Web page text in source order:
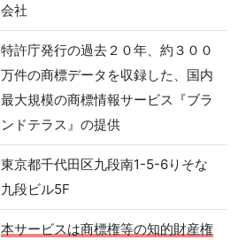
会社
特許庁発行の過去２０年、約３００
万件の商標データを収録した、国内
最大規模の商標情報サービス『ブラ
ンドテラス』の提供
東京都千代田区九段南1-5-6りそな
九段ビル5F
本サービスは商標権等の知的財産権